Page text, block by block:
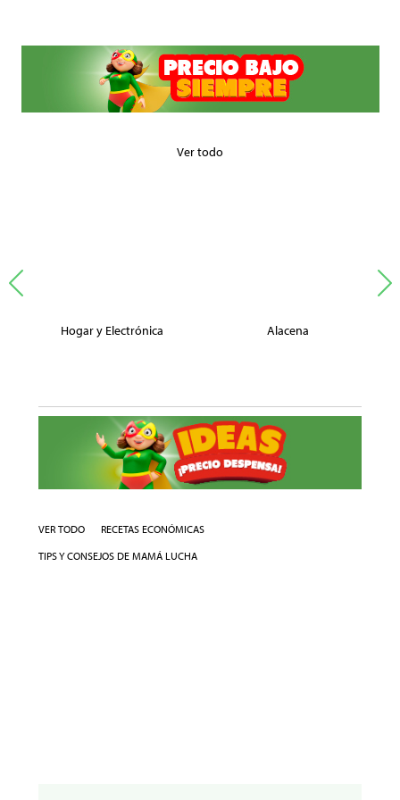
Ver todo
Hogar y Electrónica Alacena
VER TODO
RECETAS ECONÓMICAS
TIPS Y CONSEJOS DE MAMÁ LUCHA